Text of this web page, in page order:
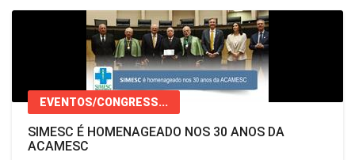
EVENTOS/CONGRESS...
SIMESC É HOMENAGEADO NOS 30 ANOS DA
ACAMESC